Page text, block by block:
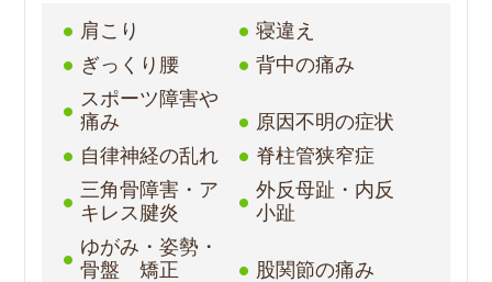
肩こり
寝違え
ぎっくり腰
背中の痛み
スポーツ障害や
痛み
原因不明の症状
自律神経の乱れ
脊柱管狭窄症
三角骨障害・ア
キレス腱炎
外反母趾・内反
小趾
ゆがみ・姿勢・
骨盤 矯正
股関節の痛み